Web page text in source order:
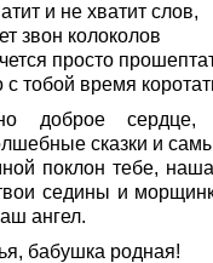
и не хватит слов,
звон колоколов
просто
тобой время
доброе
сказки и
поклон тебе,
седины и
ангел.
бабушка родная!